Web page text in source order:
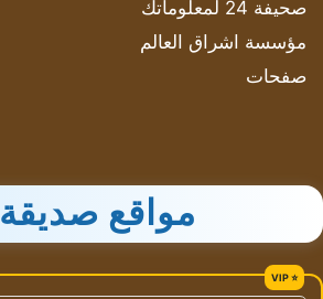
صحيفة 24 لمعلوماتك
مؤسسة اشراق العالم
صفحات
مواقع صديقة